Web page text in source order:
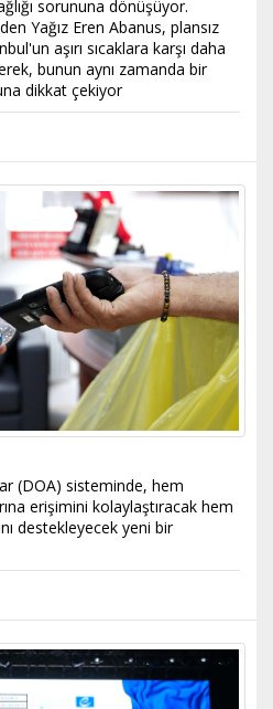
sorununa dönüşüyor.
Yağız Eren Abanus, plansız
aşırı sıcaklara karşı daha
bunun aynı zamanda bir
dikkat çekiyor
(DOA) sisteminde, hem
erişimini kolaylaştıracak hem
destekleyecek yeni bir